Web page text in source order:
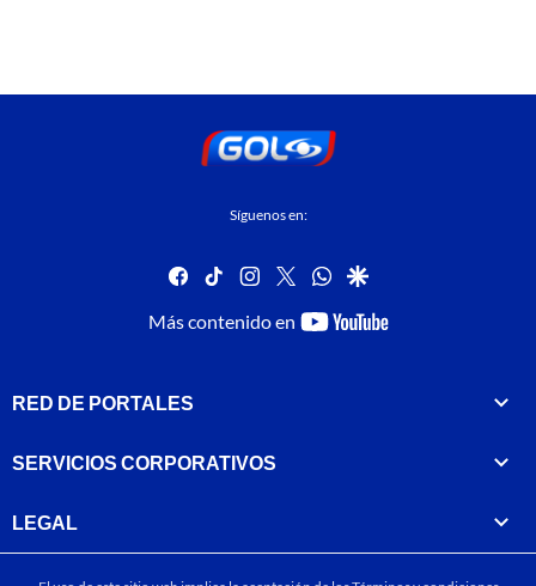
Síguenos en:
facebook
tiktok instagram
twitterwhatsapp
google
Más contenido en
youtube-
RED DE PORTALES
SERVICIOS CORPORATIVOS
LEGAL